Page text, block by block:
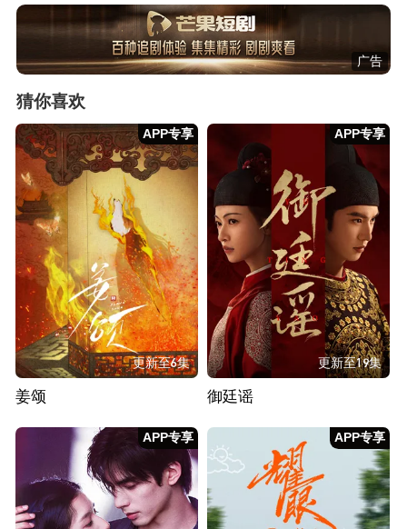
广告
猜你喜欢
APP专享
更新至6集
姜颂
APP专享
更新至19集
御廷谣
APP专享 APP专享